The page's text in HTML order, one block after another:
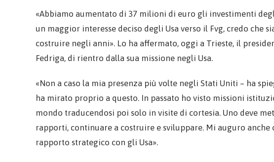
«Abbiamo aumentato di 37 milioni di euro gli investimenti
un maggior interesse deciso degli Usa verso il Fvg, credo che
costruire negli anni». Lo ha affermato, oggi a Trieste, il
Fedriga, di rientro dalla sua missione negli Usa.
«Non a caso la mia presenza più volte negli Stati Uniti – ha
ha mirato proprio a questo. In passato ho visto missioni
mondo traducendosi poi solo in visite di cortesia. Uno deve
rapporti, continuare a costruire e sviluppare. Mi auguro
rapporto strategico con gli Usa».